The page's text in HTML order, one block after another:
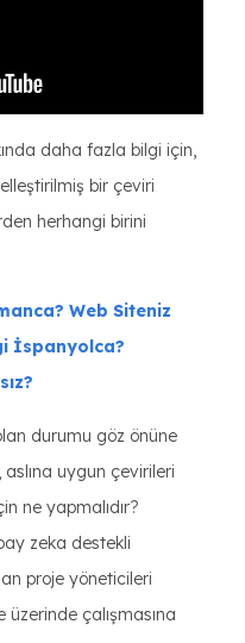
daha fazla bilgi için,
bir çeviri
herhangi birini
Web Siteniz
İspanyolca?
durumu göz önüne
aslına uygun çevirileri
ne yapmalıdır?
zeka destekli
proje yöneticileri
çalışmasına